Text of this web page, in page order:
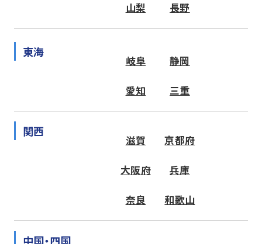
山梨 長野
東海
岐阜 静岡
愛知 三重
関西
滋賀 京都府
大阪府 兵庫
奈良 和歌山
中国・四国